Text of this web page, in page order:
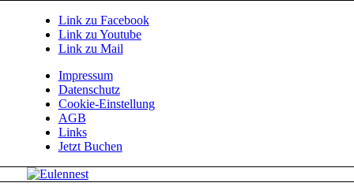
Link zu Facebook
Link zu Youtube
Link zu Mail
Impressum
Datenschutz
Cookie-Einstellung
AGB
Links
Jetzt Buchen